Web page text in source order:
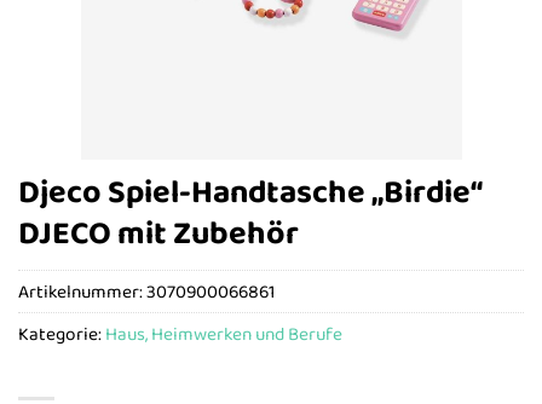
Djeco Spiel-Handtasche „Birdie“
DJECO mit Zubehör
Artikelnummer:3070900066861
Kategorie:Haus, Heimwerken und Berufe